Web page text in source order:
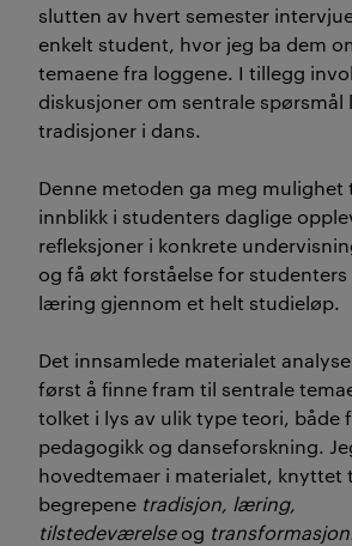
slutten av hvert semester
enkelt student, hvor jeg ba dem
temaene fra loggene. I tillegg
diskusjoner om sentrale
tradisjoner i dans.
Denne metoden ga meg mulighet
innblikk i studenters daglige
refleksjoner i konkrete
og få økt forståelse for
læring gjennom et helt studieløp.
Det innsamlede materialet
først å finne fram til sentrale
tolket i lys av ulik type teori, både
pedagogikk og danseforskning.
hovedtemaer i materialet, knyttet
begrepene tradisjon, læring,
tilstedeværelse og